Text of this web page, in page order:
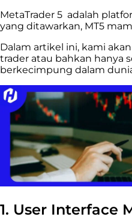
MetaTrader 5 adalah
yang ditawarkan, MT5
Dalam artikel ini, kami
trader atau bahkan hanya
berkecimpung dalam
1. User Interface